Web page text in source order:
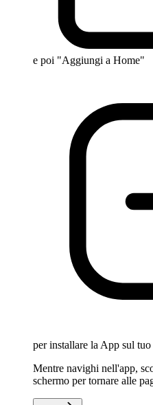
e poi "Aggiungi a Home"
per installare la App sul
Mentre navighi nell'app,
schermo per tornare alle